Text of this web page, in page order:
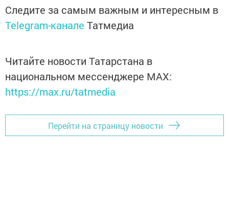
Следите за самым важным и интересным в
Telegram-канале Татмедиа
Читайте новости Татарстана в
национальном мессенджере MАХ:
https://max.ru/tatmedia
Перейти на страницу новости